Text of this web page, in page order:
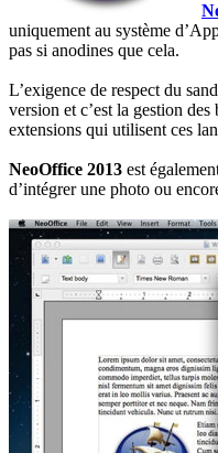
uniquement au système
pas si anodines que cela.
L’exigence de respect du
version et c’est la gestion
extensions qui utilisent ces
NeoOffice 2013 est
d’intégrer une photo ou